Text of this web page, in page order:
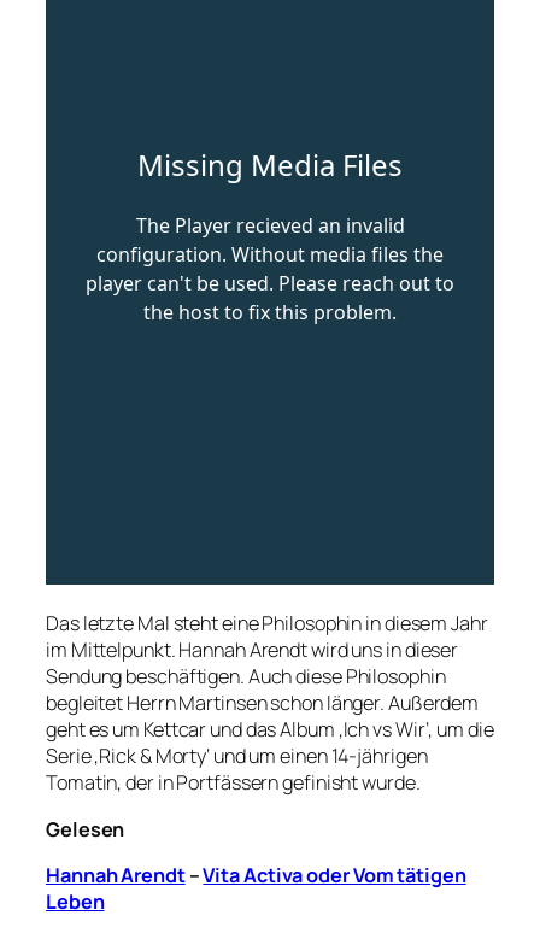
Das letzte Mal steht eine Philosophin in diesem Jahr
im Mittelpunkt. Hannah Arendt wird uns in dieser
Sendung beschäftigen. Auch diese Philosophin
begleitet Herrn Martinsen schon länger. Außerdem
geht es um Kettcar und das Album ‚Ich vs Wir‘, um die
Serie ‚Rick & Morty‘ und um einen 14-jährigen
Tomatin, der in Portfässern gefinisht wurde.
Gelesen
Hannah Arendt–Vita Activa oder Vom tätigen
Leben